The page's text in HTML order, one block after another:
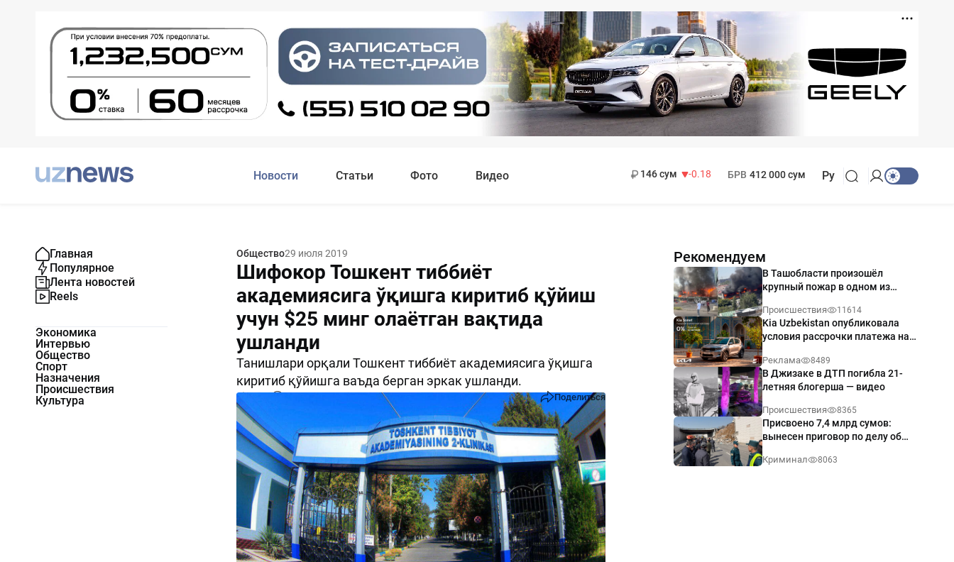
Новости Статьи Фото Видео
146 сум
-0.18
БРВ 412 000 сум Ру
Главная
Популярное
Лента новостей
Reels
Экономика
Интервью
Общество
Спорт
Назначения
Происшествия
Культура
Общество29 июля 2019
Шифокор Тошкент тиббиёт
академиясига ўқишга киритиб қўйиш
учун $25 минг олаётган вақтида
ушланди
Танишлари орқали Тошкент тиббиёт академиясига ўқишга
киритиб қўйишга ваъда берган эркак ушланди.
Поделиться
Рекомендуем
В Ташобласти произошёл
крупный пожар в одном из
Происшествия 11614
Kia Uzbekistan опубликовала
условия рассрочки платежа на
годовых
Реклама 8489
В Джизаке в ДТП погибла 21-
летняя блогерша — видео
Происшествия 8365
Присвоено 7,4 млрд сумов:
вынесен приговор по делу об
Ташкенте
Криминал 8063